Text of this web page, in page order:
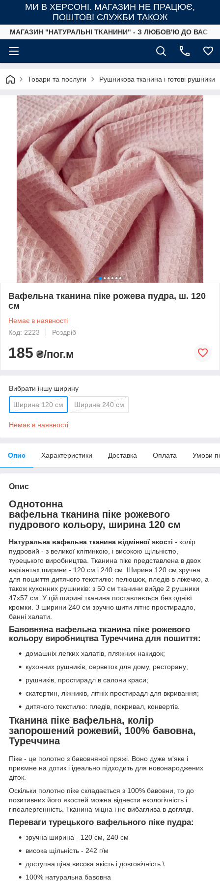
МИ В ХЕРСОНІ. МАГАЗИН НЕ ПРАЦЮЄ,
ПОШТОВІ СЛУЖБИ ТАКОЖ
МАГАЗИН "НАТУРАЛЬНІ ТКАНИНИ" - З ЛЮБОВ'Ю ДО ВАС
Товари та послуги Рушникова тканина і готові рушники
Вафельна тканина піке рожева пудра, ш. 120
см
Немає в наявності
Код: 2223
Роздріб
185 ₴/пог.м
Вибрати іншу ширину
Ширина 120 см Ширина 240 см
Немає в наявності
Опис Характеристики Доставка Оплата Умови
Опис
Однотонна
вафельна тканина піке рожевого
пудрового кольору, ширина 120 см
Натуральна вафельна тканина відмінної якості - колір
пудровий - з великої клітинкою, і високою щільністю,
турецького виробництва. Тканина піке представлена ​​в двох
варіантах ширини - 120 см і 240 см. Ширина 120 см зручна
для пошиття дитячого текстилю: пелюшок, пледів в ліжечко, а
також кухонних рушників: з 50 см тканини вийде 2 рушники
47х57 см. У цій ширині тканина поставляється без однієї
кромки. З ширини 240 см зручно шити літнє простирадло,
банні халати.
Бавовняна вафельна тканина піке рожевого
кольору виробництва Туреччина для пошиття:
домашніх легких халатів, пляжних накидок;
кухонних рушників, серветок для дому, ресторану;
рушників, простирадл в салони краси;
скатертин, ліжників, літніх простирадл для вкривання;
дитячого текстилю: пледів, покривал, конвертів.
Тканина піке вафельна, колір
запорошений рожевий, 100% бавовна,
Туреччина
Піке - це полотно з бавовняної пряжі. Воно дуже м'яке і
приємне на дотик і ідеально підходить для новонароджених
діток.
Оскільки полотно піке складається з 100% бавовни, то до
позитивних його якостей можна віднести екологічність і
гіпоалергенність. Тканина міцна і не вибаглива в догляді.
Переваги турецького вафельного піке пудра:
зручна ширина - 120 см, 240 см
висока щільність - 242 г/м
доступна ціна висока якість і довговічність \
100% натуральна бавовна